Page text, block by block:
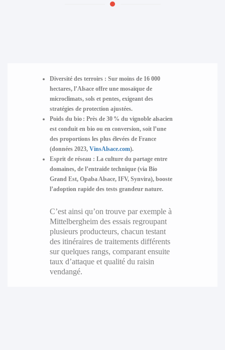
Diversité des terroirs : Sur moins de 16 000
hectares, l’Alsace offre une mosaïque de
microclimats, sols et pentes, exigeant des
stratégies de protection ajustées.
Poids du bio : Près de 30 % du vignoble alsacien
est conduit en bio ou en conversion, soit l’une
des proportions les plus élevées de France
(données 2023, VinsAlsace.com).
Esprit de réseau : La culture du partage entre
domaines, de l’entraide technique (via Bio
Grand Est, Opaba Alsace, IFV, Synvira), booste
l’adoption rapide des tests grandeur nature.
C’est ainsi qu’on trouve par exemple à
Mittelbergheim des essais regroupant
plusieurs producteurs, chacun testant
des itinéraires de traitements différents
sur quelques rangs, comparant ensuite
taux d’attaque et qualité du raisin
vendangé.